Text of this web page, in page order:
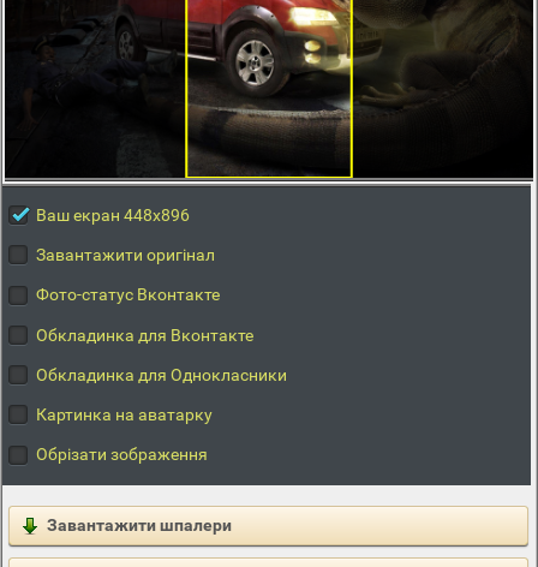
Ваш екран 448x896
Завантажити оригінал
Фото-статус Вконтакте
Обкладинка для Вконтакте
Обкладинка для Однокласники
Картинка на аватарку
Обрізати зображення
Завантажити шпалери